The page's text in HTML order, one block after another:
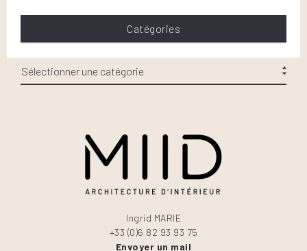
Catégories
Ingrid MARIE
+33 (0)6 82 93 93 75
Envoyer un mail